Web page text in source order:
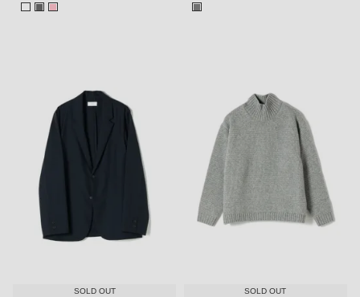
■ ■ ■
SOLD OUT SOLD OUT